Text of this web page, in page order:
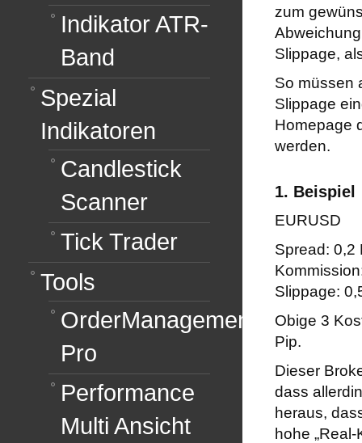
zum
Slippage,
So müssen
Slippage
Homepage
werden.
1. Beispiel
EURUSD
Spread: 0,2
Slippage:
Obige 3
Pip.
Dieser
dass
heraus,
hohe
Indikator ATR-
Band
Spezial
Indikatoren
Candlestick
Scanner
Tick Trader
Tools
OrderManagement
Pro
Performance
Multi Ansicht